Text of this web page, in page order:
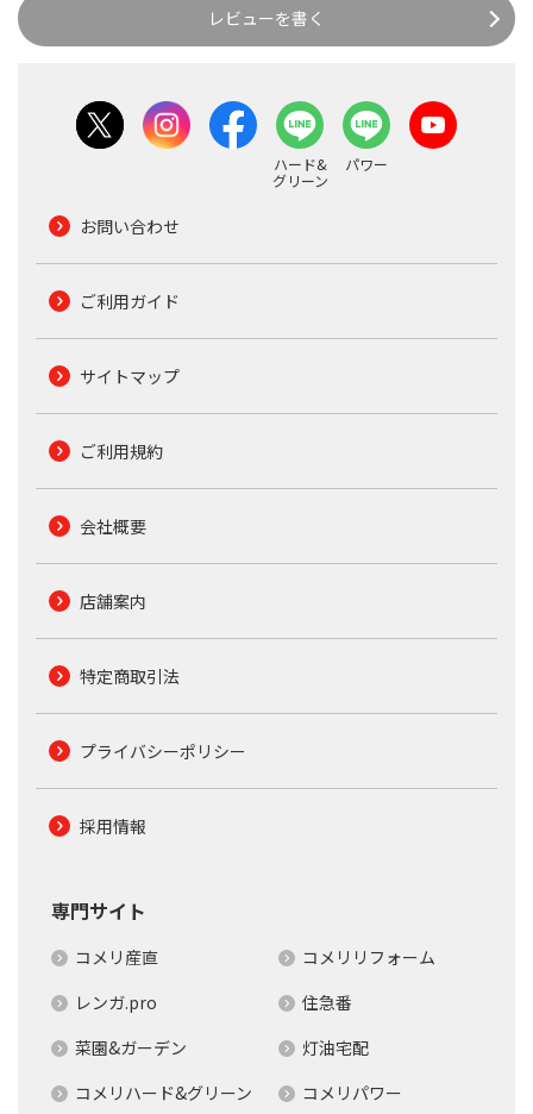
レビューを書く
ハード&
グリーン
パワー
お問い合わせ
ご利用ガイド
サイトマップ
ご利用規約
会社概要
店舗案内
特定商取引法
プライバシーポリシー
採用情報
専門サイト
コメリ産直
コメリリフォーム
レンガ.pro
住急番
菜園&ガーデン
灯油宅配
コメリハード&グリーン
コメリパワー